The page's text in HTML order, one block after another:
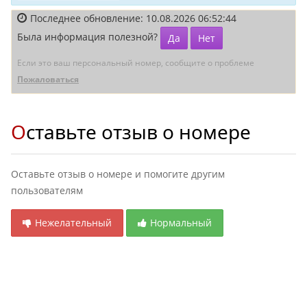
Последнее обновление: 10.08.2026 06:52:44
Была информация полезной?
Да Нет
Если это ваш персональный номер, сообщите о проблеме
Пожаловаться
Оставьте отзыв о номере
Оставьте отзыв о номере и помогите другим
пользователям
Нежелательный Нормальный